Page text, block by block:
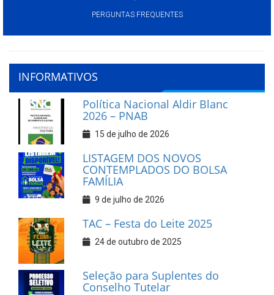
PERGUNTAS FREQUENTES
INFORMATIVOS
Política Nacional Aldir Blanc
2026 – PNAB
15 de julho de 2026
LISTAGEM DOS NOVOS
CONTEMPLADOS DO BOLSA
FAMÍLIA
9 de julho de 2026
TAC – Festa do Leite 2025
24 de outubro de 2025
Seleção para Suplentes do
Conselho Tutelar